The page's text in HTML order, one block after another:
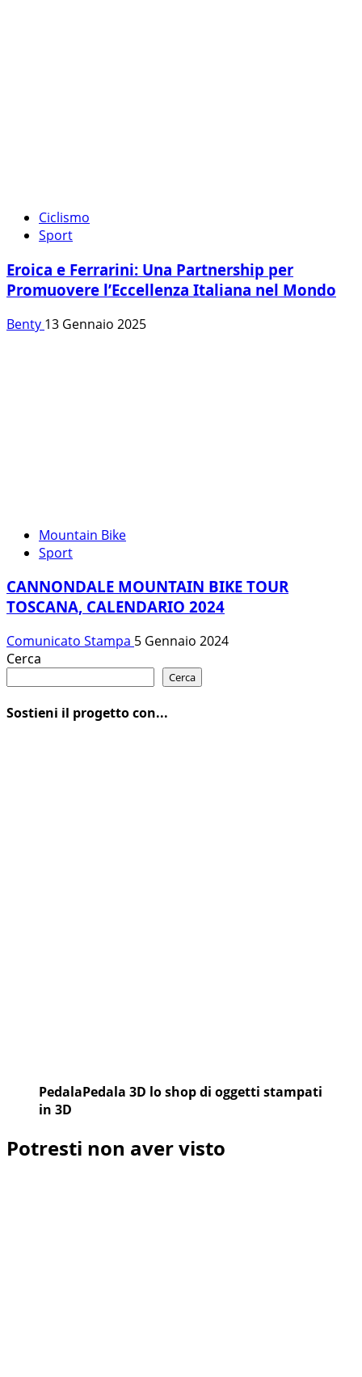
Ciclismo
Sport
Eroica e Ferrarini: Una Partnership per
Promuovere l’Eccellenza Italiana nel Mondo
Benty 13 Gennaio 2025
Mountain Bike
Sport
CANNONDALE MOUNTAIN BIKE TOUR
TOSCANA, CALENDARIO 2024
Comunicato Stampa 5 Gennaio 2024
Cerca
Cerca
Sostieni il progetto con...
PedalaPedala 3D lo shop di oggetti stampati
in 3D
Potresti non aver visto